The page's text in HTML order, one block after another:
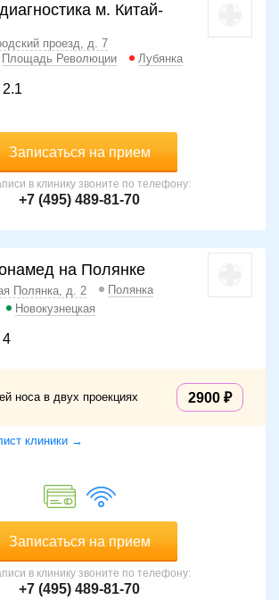
м. Китай-
проезд, д. 7
Площадь Революции Лубянка
2.1
Записаться на прием
в клинику звоните по телефону:
+7 (495) 489-81-70
на Полянке
Полянка, д. 2
Полянка
Новокузнецкая
4
носа в двух проекциях 2900
клиники →
Записаться на прием
в клинику звоните по телефону:
+7 (495) 489-81-70